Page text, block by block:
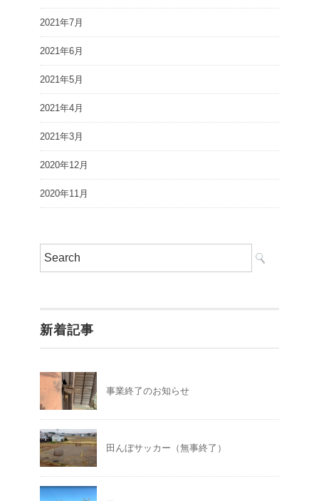
2021年7月
2021年6月
2021年5月
2021年4月
2021年3月
2020年12月
2020年11月
新着記事
事業終了のお知らせ
田んぼサッカー（無事終了）